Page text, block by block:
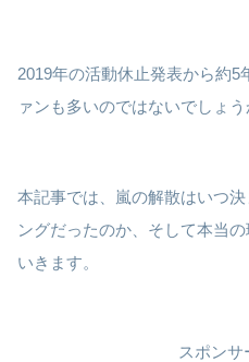
2019年の活動休止発表から約5
ァンも多いのではないでしょう
本記事では、嵐の解散はいつ
ングだったのか、そして本当
いきます。
スポンサ